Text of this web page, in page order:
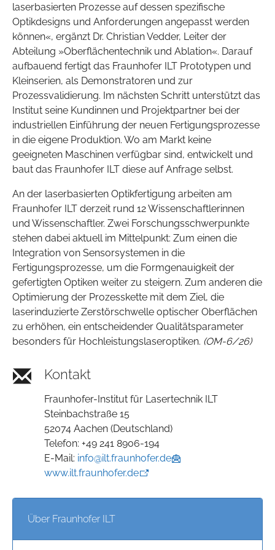
laserbasierten Prozesse auf dessen spezifische
Optikdesigns und Anforderungen angepasst werden
können«, ergänzt Dr. Christian Vedder, Leiter der
Abteilung »Oberflächentechnik und Ablation«. Darauf
aufbauend fertigt das Fraunhofer ILT Prototypen und
Kleinserien, als Demonstratoren und zur
Prozessvalidierung. Im nächsten Schritt unterstützt das
Institut seine Kundinnen und Projektpartner bei der
industriellen Einführung der neuen Fertigungsprozesse
in die eigene Produktion. Wo am Markt keine
geeigneten Maschinen verfügbar sind, entwickelt und
baut das Fraunhofer ILT diese auf Anfrage selbst.
An der laserbasierten Optikfertigung arbeiten am
Fraunhofer ILT derzeit rund 12 Wissenschaftlerinnen
und Wissenschaftler. Zwei Forschungsschwerpunkte
stehen dabei aktuell im Mittelpunkt: Zum einen die
Integration von Sensorsystemen in die
Fertigungsprozesse, um die Formgenauigkeit der
gefertigten Optiken weiter zu steigern. Zum anderen die
Optimierung der Prozesskette mit dem Ziel, die
laserinduzierte Zerstörschwelle optischer Oberflächen
zu erhöhen, ein entscheidender Qualitätsparameter
besonders für Hochleistungslaseroptiken. (OM-6/26)
Kontakt
Fraunhofer-Institut für Lasertechnik ILT
Steinbachstraße 15
52074 Aachen (Deutschland)
Telefon: +49 241 8906-194
E-Mail: info@ilt.fraunhofer.de
www.ilt.fraunhofer.de
Über Fraunhofer ILT